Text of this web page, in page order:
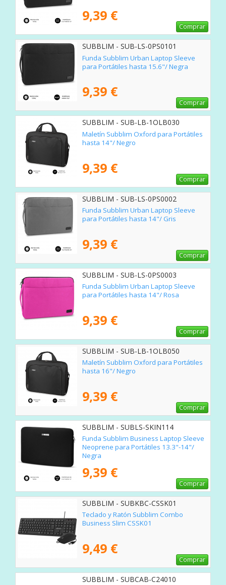
9,39 €
Comprar
SUBBLIM - SUB-LS-0PS0101
Funda Subblim Urban Laptop Sleeve
para Portátiles hasta 15.6"/ Negra
9,39 €
Comprar
SUBBLIM - SUB-LB-1OLB030
Maletín Subblim Oxford para Portátiles
hasta 14"/ Negro
9,39 €
Comprar
SUBBLIM - SUB-LS-0PS0002
Funda Subblim Urban Laptop Sleeve
para Portátiles hasta 14"/ Gris
9,39 €
Comprar
SUBBLIM - SUB-LS-0PS0003
Funda Subblim Urban Laptop Sleeve
para Portátiles hasta 14"/ Rosa
9,39 €
Comprar
SUBBLIM - SUB-LB-1OLB050
Maletín Subblim Oxford para Portátiles
hasta 16"/ Negro
9,39 €
Comprar
SUBBLIM - SUBLS-SKIN114
Funda Subblim Business Laptop Sleeve
Neoprene para Portátiles 13.3"-14"/
Negra
9,39 €
Comprar
SUBBLIM - SUBKBC-CSSK01
Teclado y Ratón Subblim Combo
Business Slim CSSK01
9,49 €
Comprar
SUBBLIM - SUBCAB-C24010